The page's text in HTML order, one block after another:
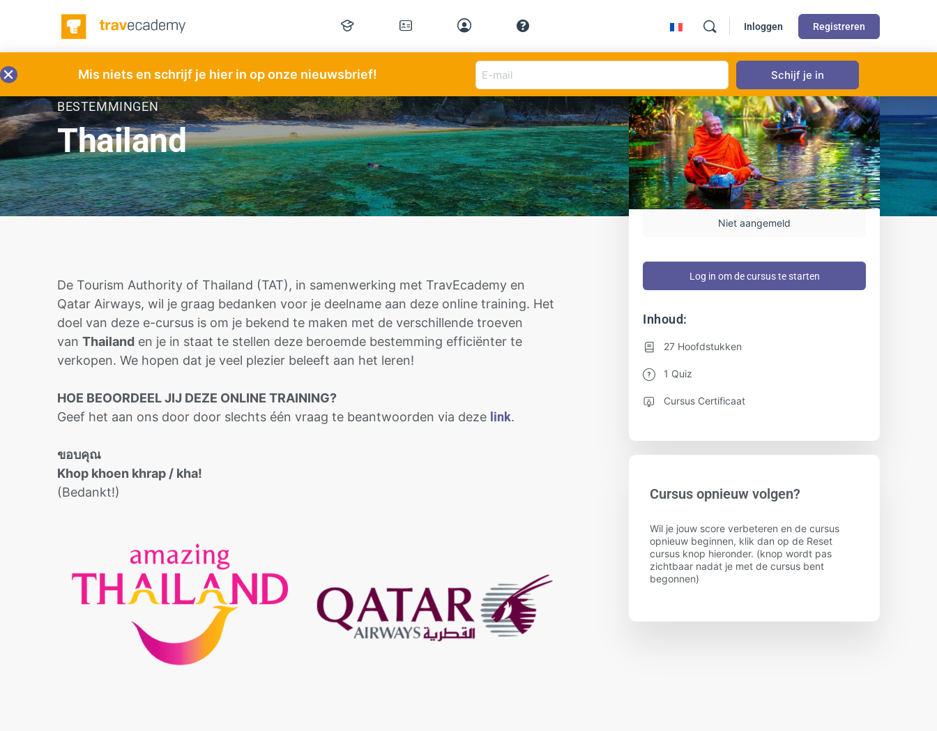
Inloggen Registreren
BESTEMMINGEN
Thailand
De Tourism Authority of Thailand (TAT), in samenwerking met TravEcademy en
Qatar Airways, wil je graag bedanken voor je deelname aan deze online training. Het
doel van deze e-cursus is om je bekend te maken met de verschillende troeven
van Thailand en je in staat te stellen deze beroemde bestemming efficiënter te
verkopen. We hopen dat je veel plezier beleeft aan het leren!
HOE BEOORDEEL JIJ DEZE ONLINE TRAINING?
Geef het aan ons door door slechts één vraag te beantwoorden via deze link.
ขอบคุณ
Khop khoen khrap / kha!
(Bedankt!)
Niet aangemeld
Log in om de cursus te starten
Inhoud:
27 Hoofdstukken
1 Quiz
Cursus Certificaat
Cursus opnieuw volgen?
Wil je jouw score verbeteren en de cursus
opnieuw beginnen, klik dan op de Reset
cursus knop hieronder. (knop wordt pas
zichtbaar nadat je met de cursus bent
begonnen)
Mis niets en schrijf je hier in op onze nieuwsbrief!
E-
mail
adres
(Vereist)